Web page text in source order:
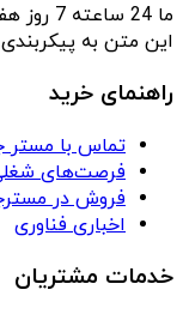
ما 24
این متن به
راهنمای خرید
تماس با مستر
فرصت‌های
فروش در
اخباری فناوری
خدمات مشتریان